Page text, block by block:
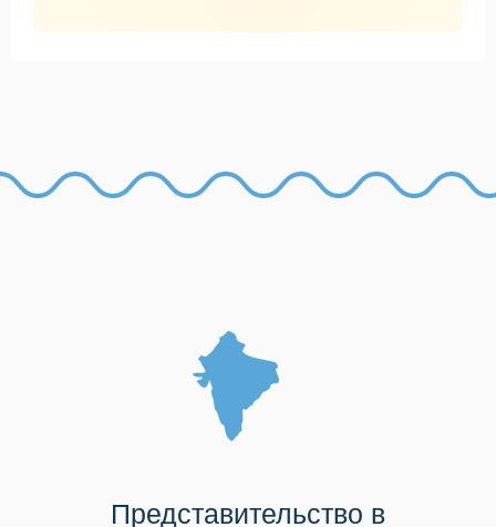
Представительство в